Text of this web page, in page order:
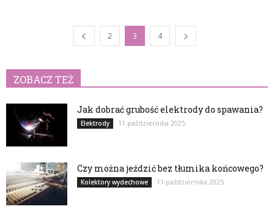
2 3 4
ZOBACZ TEŻ
Jak dobrać grubość elektrody do spawania?
Elektrody 11 października 2025
Czy można jeździć bez tłumika końcowego?
Kolektory wydechowe 11 października 2025